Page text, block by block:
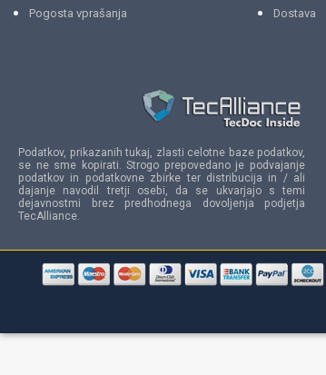
Pogosta vprašanja
Dostava
Podatkov, prikazanih tukaj, zlasti celotne baze podatkov,
se ne sme kopirati. Strogo prepovedano je podvajanje
podatkov in podatkovne zbirke ter distribucija in / ali
dajanje navodil tretji osebi, da se ukvarjajo s temi
dejavnostmi brez predhodnega dovoljenja podjetja
TecAlliance.